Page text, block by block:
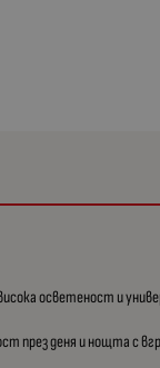
висока осветеност и
през деня и нощта с